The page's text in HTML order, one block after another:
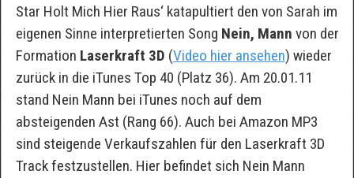
Star Holt Mich Hier Raus‘ katapultiert den von Sarah im
eigenen Sinne interpretierten Song Nein, Mann von der
Formation Laserkraft 3D (Video hier ansehen) wieder
zurück in die iTunes Top 40 (Platz 36). Am 20.01.11
stand Nein Mann bei iTunes noch auf dem
absteigenden Ast (Rang 66). Auch bei Amazon MP3
sind steigende Verkaufszahlen für den Laserkraft 3D
Track festzustellen. Hier befindet sich Nein Mann